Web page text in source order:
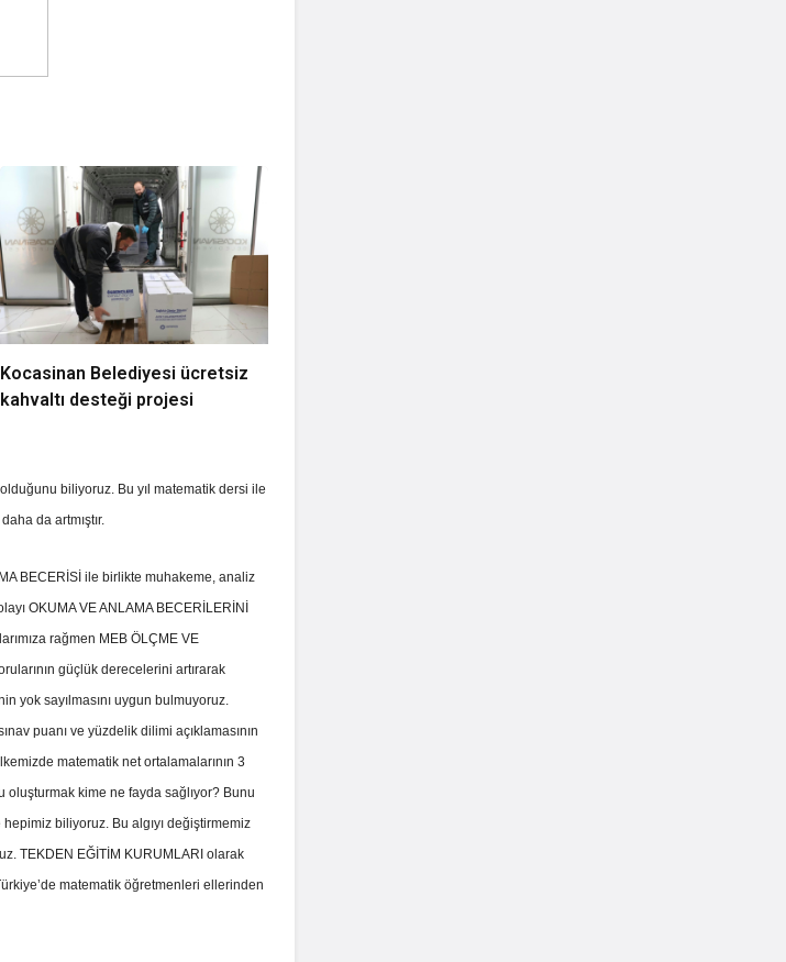
Kocasinan Belediyesi ücretsiz
kahvaltı desteği projesi
biliyoruz. Bu yıl matematik dersi ile
da artmıştır.
BECERİSİ ile birlikte muhakeme, analiz
OKUMA VE ANLAMA BECERİLERİNİ
rağmen MEB ÖLÇME VE
güçlük derecelerini artırarak
yok sayılmasını uygun bulmuyoruz.
puanı ve yüzdelik dilimi açıklamasının
matematik net ortalamalarının 3
oluşturmak kime ne fayda sağlıyor? Bunu
biliyoruz. Bu algıyı değiştirmemiz
TEKDEN EĞİTİM KURUMLARI olarak
matematik öğretmenleri ellerinden